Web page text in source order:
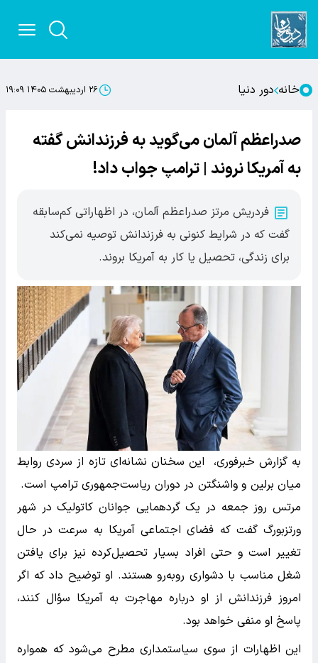
خانه دور دنیا ۲۶ اردیبهشت ۱۴۰۵ ۱۹:۰۹
صدراعظم آلمان می‌گوید به فرزندانش گفته
به آمریکا نروند | ترامپ جواب داد!
فردریش مرتز صدراعظم آلمان، در اظهاراتی کم‌سابقه
گفت که در شرایط کنونی به فرزندانش توصیه نمی‌کند
برای زندگی، تحصیل یا کار به آمریکا بروند.
به گزارش خبرفوری، این سخنان نشانه‌ای تازه از سردی روابط
میان برلین و واشنگتن در دوران ریاست‌جمهوری ترامپ است.
مرتس روز جمعه در یک گردهمایی جوانان کاتولیک در شهر
ورتزبورگ گفت که فضای اجتماعی آمریکا به سرعت در حال
تغییر است و حتی افراد بسیار تحصیل‌کرده نیز برای یافتن
شغل مناسب با دشواری روبه‌رو هستند. او توضیح داد که اگر
امروز فرزندانش از او درباره مهاجرت به آمریکا سؤال کنند،
پاسخ او منفی خواهد بود.
این اظهارات از سوی سیاستمداری مطرح می‌شود که همواره